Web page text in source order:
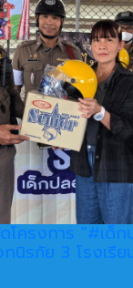
โครงการ "#เด็
นิรภัย 3 โรงเรี